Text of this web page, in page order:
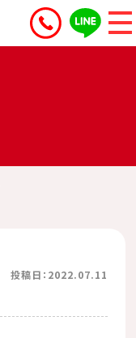
投稿日：2022.07.11